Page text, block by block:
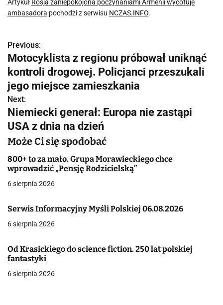
Artykuł Rosja zaniepokojona poczynaniami Armenii wycofuje
ambasadora pochodzi z serwisu NCZAS.INFO.
N
a
w
i
g
a
c
j
w
i
s
Previous:
Motocyklista z regionu próbował uniknąć
kontroli drogowej. Policjanci przeszukali
jego miejsce zamieszkania
Next:
Niemiecki generał: Europa nie zastąpi
USA z dnia na dzień
Może Ci się spodobać
800+ to za mało. Grupa Morawieckiego chce
wprowadzić „Pensję Rodzicielską”
6 sierpnia 2026
Serwis Informacyjny Myśli Polskiej 06.08.2026
6 sierpnia 2026
Od Krasickiego do science fiction. 250 lat polskiej
fantastyki
6 sierpnia 2026